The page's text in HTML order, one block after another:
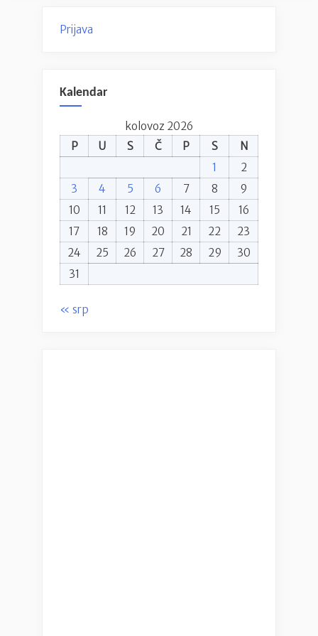
Prijava
Kalendar
kolovoz 2026
P
U S Č P S
N
1
2
3
4 5 6 7 8
9
10
11 12 13 14 15
16
17
18 19 20 21 22
23
24
25 26 27 28 29
30
31
« srp